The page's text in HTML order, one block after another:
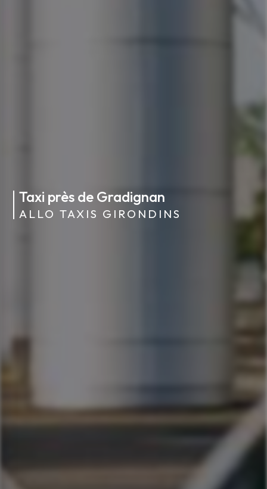
Taxi près de Gradignan
ALLO TAXIS GIRONDINS